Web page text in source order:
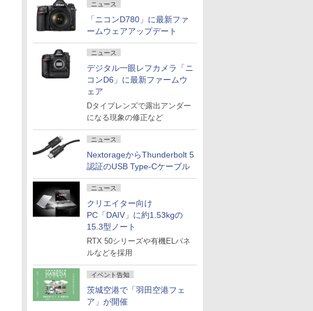
ニュース
「ニコンD780」に最新ファ
ームウェアアップデート
ニュース
デジタル一眼レフカメラ「ニ
コンD6」に最新ファームウ
ェア
Dタイプレンズで露出アンダー
になる現象の修正など
ニュース
NextorageからThunderbolt 5
認証のUSB Type-Cケーブル
ニュース
クリエイター向け
PC「DAIV」に約1.53kgの
15.3型ノート
RTX 50シリーズや有機ELパネ
ルなどを採用
イベント告知
茨城空港で「羽田空港フェ
ア」が開催